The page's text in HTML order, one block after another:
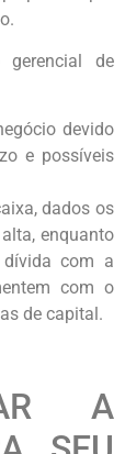
de
devido
e possíveis
dados os
enquanto
com a
com o
de capital.
A